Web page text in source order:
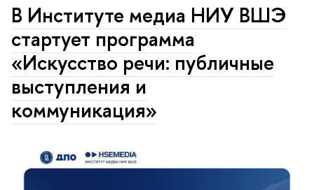
В Институте медиа НИУ ВШЭ
стартует программа
«Искусство речи: публичные
выступления и
коммуникация»